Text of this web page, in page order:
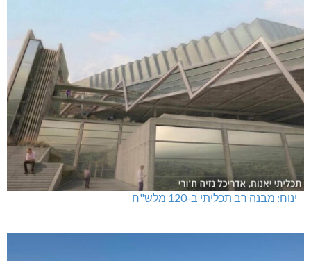
ינוח: מבנה רב תכליתי ב-120 מלש"ח